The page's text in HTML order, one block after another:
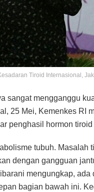
Tiroid Internasional,
sangat mengganggu
25 Mei, Kemenkes RI
penghasil hormon tiroid
tubuh. Masalah
dengan gangguan
mengungkap,
bagian bawah ini.